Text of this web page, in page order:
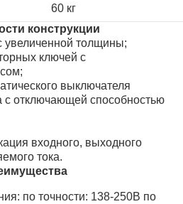
60 кг
конструкции
увеличенной толщины;
ключей с
выключателя
с отключающей способностью
входного, выходного
тока.
по точности: 138-250В по